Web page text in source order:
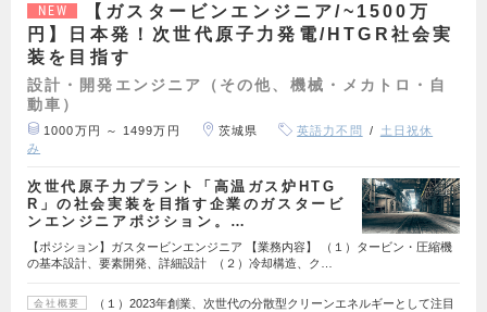
NEW
【ガスタービンエンジニア/~1500万
円】日本発！次世代原子力発電/HTGR社会実
装を目指す
設計・開発エンジニア（その他、機械・メカトロ・自
動車）
1000万円 ～ 1499万円 茨城県 英語力不問
土日祝休
み
次世代原子力プラント「高温ガス炉HTG
R」の社会実装を目指す企業のガスタービ
ンエンジニアポジション。…
【ポジション】ガスタービンエンジニア 【業務内容】 （１）タービン・圧縮機
の基本設計、要素開発、詳細設計 （２）冷却構造、ク…
会社概要 （１）2023年創業、次世代の分散型クリーンエネルギーとして注目